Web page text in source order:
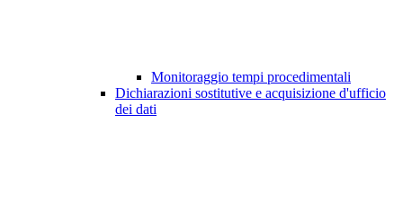
Monitoraggio tempi procedimentali
Dichiarazioni sostitutive e acquisizione d'ufficio
dei dati